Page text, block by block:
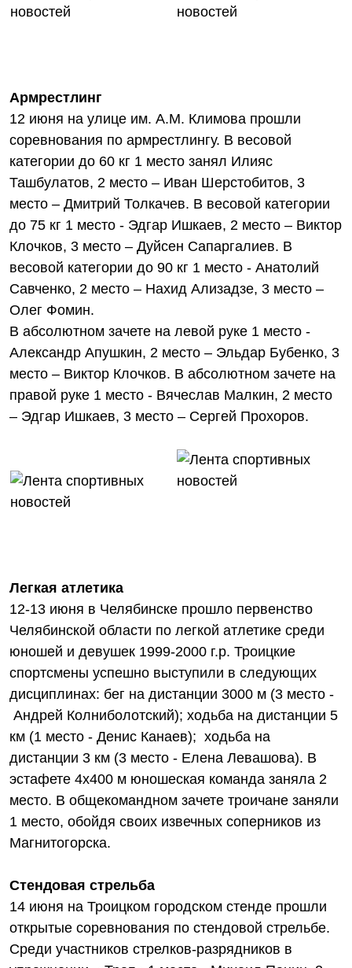
Армрестлинг
12 июня на улице им. А.М. Климова прошли
соревнования по армрестлингу. В весовой
категории до 60 кг 1 место занял Илияс
Ташбулатов, 2 место – Иван Шерстобитов, 3
место – Дмитрий Толкачев. В весовой категории
до 75 кг 1 место - Эдгар Ишкаев, 2 место – Виктор
Клочков, 3 место – Дуйсен Сапаргалиев. В
весовой категории до 90 кг 1 место - Анатолий
Савченко, 2 место – Нахид Ализадзе, 3 место –
Олег Фомин.
В абсолютном зачете на левой руке 1 место -
Александр Апушкин, 2 место – Эльдар Бубенко, 3
место – Виктор Клочков. В абсолютном зачете на
правой руке 1 место - Вячеслав Малкин, 2 место
– Эдгар Ишкаев, 3 место – Сергей Прохоров.
Легкая атлетика
12-13 июня в Челябинске прошло первенство
Челябинской области по легкой атлетике среди
юношей и девушек 1999-2000 г.р. Троицкие
спортсмены успешно выступили в следующих
дисциплинах: бег на дистанции 3000 м (3 место -
Андрей Колниболотский); ходьба на дистанции 5
км (1 место - Денис Канаев); ходьба на
дистанции 3 км (3 место - Елена Левашова). В
эстафете 4х400 м юношеская команда заняла 2
место. В общекомандном зачете троичане заняли
1 место, обойдя своих извечных соперников из
Магнитогорска.
Стендовая стрельба
14 июня на Троицком городском стенде прошли
открытые соревнования по стендовой стрельбе.
Среди участников стрелков-разрядников в